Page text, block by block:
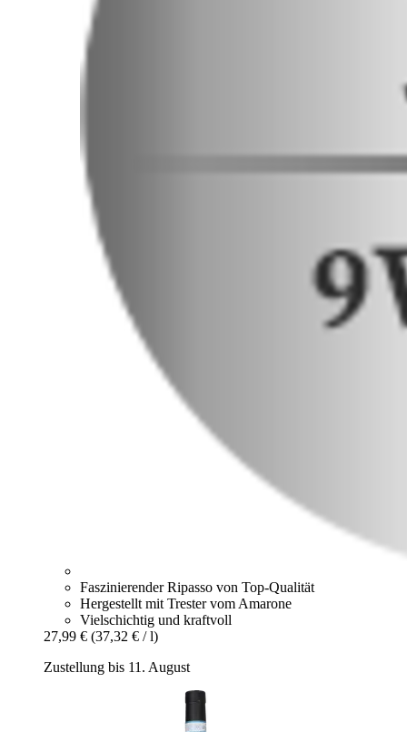
Faszinierender Ripasso von Top-Qualität
Hergestellt mit Trester vom Amarone
Vielschichtig und kraftvoll
27,99 € (37,32 € / l)
Zustellung bis 11. August